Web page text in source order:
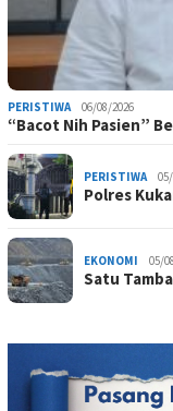
PERISTIWA 06/08/2026
“Bacot Nih Pasien”
PERISTIWA
Polres
EKONOMI 05/
Satu